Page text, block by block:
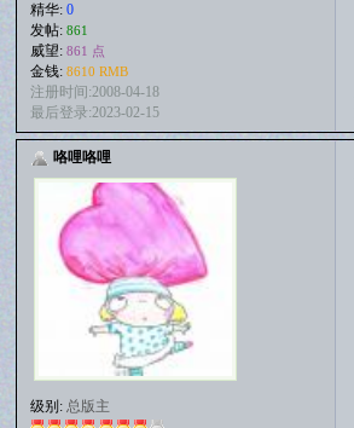
精华:0
发帖:861
威望:861 点
金钱:8610 RMB
注册时间:2008-04-18
最后登录:2023-02-15
咯哩咯哩
级别: 总版主